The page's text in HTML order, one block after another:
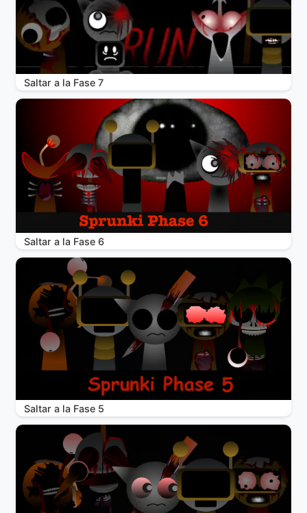
Saltar a la Fase 7
Saltar a la Fase 6
Saltar a la Fase 5